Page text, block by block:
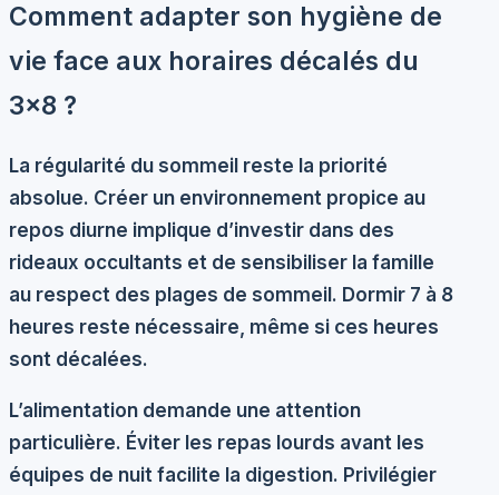
Comment adapter son hygiène de
vie face aux horaires décalés du
3×8 ?
La régularité du sommeil reste la priorité
absolue. Créer un environnement propice au
repos diurne implique d’investir dans des
rideaux occultants et de sensibiliser la famille
au respect des plages de sommeil. Dormir 7 à 8
heures reste nécessaire, même si ces heures
sont décalées.
L’alimentation demande une attention
particulière. Éviter les repas lourds avant les
équipes de nuit facilite la digestion. Privilégier